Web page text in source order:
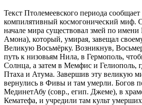
Текст Птолемеевского периода
компилятивный космогонический миф.
начале мира существовал змей по имени
Амона), который, умирая, завещал
Великую Восьмёрку. Возникнув,
путь к низовьям Нила, в Гермополь,
Солнца, а затем в Мемфис и Гелиополь,
Птаха и Атума. Завершив эту великую
вернулись в Фивы и там умерли. Богов
МединетАбу (совр., егип. Джеме), в
Кематефа, и учредили там культ